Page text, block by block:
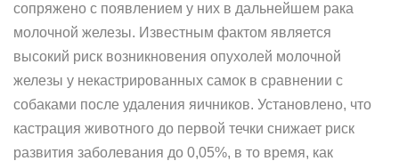
сопряжено с появлением у них в дальнейшем рака
молочной железы. Известным фактом является
высокий риск возникновения опухолей молочной
железы у некастрированных самок в сравнении с
собаками после удаления яичников. Установлено, что
кастрация животного до первой течки снижает риск
развития заболевания до 0,05%, в то время, как